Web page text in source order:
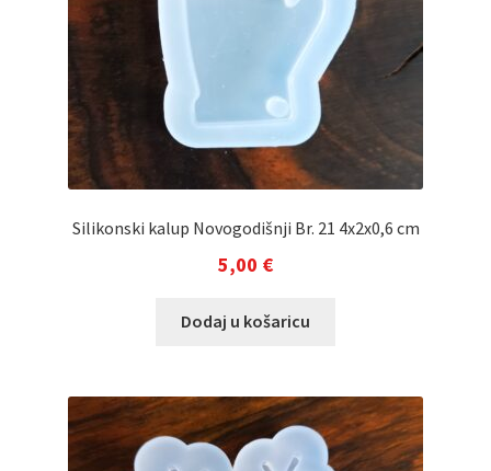
Silikonski kalup Novogodišnji Br. 21 4x2x0,6 cm
5,00 €
Dodaj u košaricu